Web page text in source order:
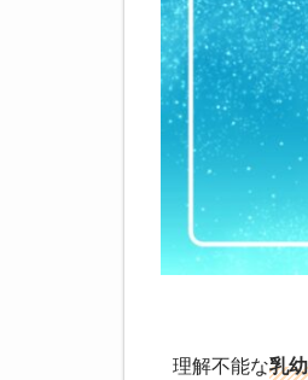
理解不能な乳